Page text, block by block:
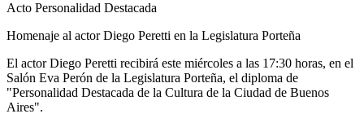
Acto Personalidad Destacada
Homenaje al actor Diego Peretti en la Legislatura Porteña
El actor Diego Peretti recibirá este miércoles a las 17:30 horas, en el
Salón Eva Perón de la Legislatura Porteña, el diploma de
"Personalidad Destacada de la Cultura de la Ciudad de Buenos
Aires".